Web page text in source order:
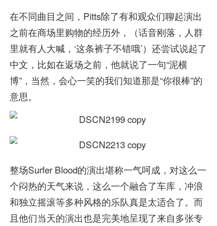
在不同曲目之间，Pitts除了有和观众们聊起演出
之前在商场里购物的经历外，（话音刚落，人群
里就有人大喊，‘这条裤子不错哦’）还尝试说起了
中文，比如在返场之前，他就说了一句“泥横
博”，当然，会心一笑的我们知道那是“你很棒”的
意思。
整场Surfer Blood的演出堪称一气呵成，对这么一
个闷热的天气来说，这么一个融合了车库，冲浪
和独立摇滚等多种风格的乐队真是太适合了。而
且他们当天的演出也是完美地呈现了来自多张专